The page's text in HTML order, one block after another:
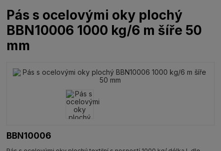
Pás s ocelovými oky plochý
BBN10006 1000 kg/6 m šíře 50
mm
BBN10006